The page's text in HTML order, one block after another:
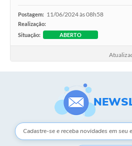
Contratos
Audiências Públicas
Obras
Contas Públicas
Postagem: 11/06/2024 às 08h58
Realização:
Situação:
ABERTO